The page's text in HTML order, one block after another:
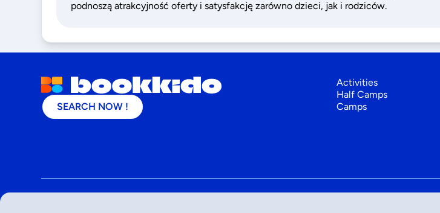
podnoszą atrakcyjność oferty i satysfakcję zarówno dzieci, jak i rodziców.
SEARCH NOW !
Activities
Half Camps
Camps